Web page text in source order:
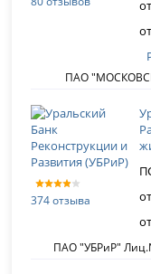
от
ПАО
374 отзыва
ПАО "УБРиР"